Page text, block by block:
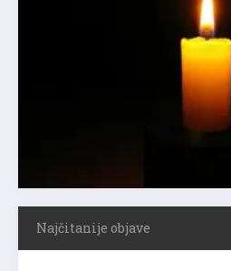
Najčitanije objave